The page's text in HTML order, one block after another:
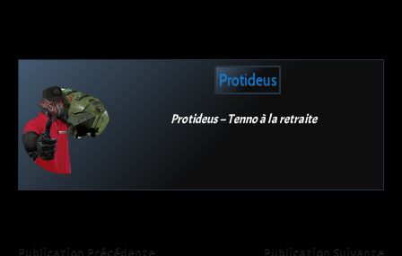
Protideus
Protideus – Tenno à la retraite
Publication Précédente Publication Suivante